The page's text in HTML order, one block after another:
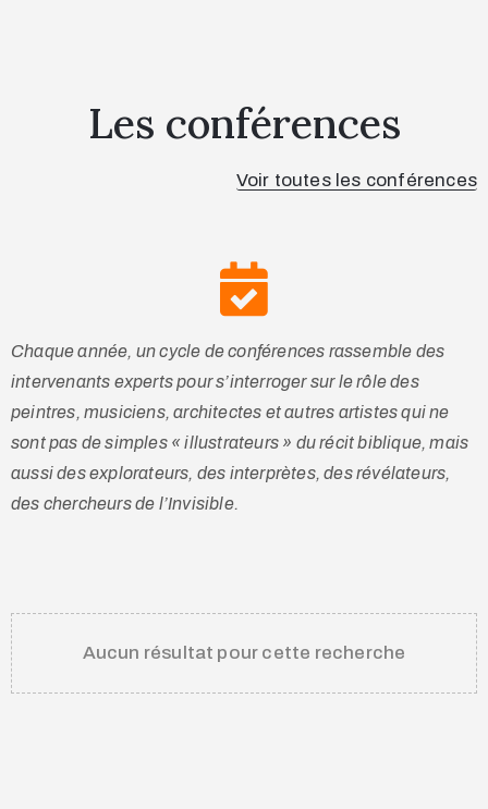
Les conférences
Voir toutes les conférences
Chaque année, un cycle de conférences rassemble des
intervenants experts pour s’interroger sur le rôle des
peintres, musiciens, architectes et autres artistes qui ne
sont pas de simples « illustrateurs » du récit biblique, mais
aussi des explorateurs, des interprètes, des révélateurs,
des chercheurs de l’Invisible.
Aucun résultat pour cette recherche